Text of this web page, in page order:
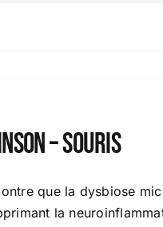
– Souris
que la dysbiose
la